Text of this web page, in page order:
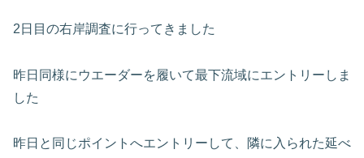
2日目の右岸調査に行ってきました
昨日同様にウエーダーを履いて最下流域にエントリーしま
した
昨日と同じポイントへエントリーして、隣に入られた延べ